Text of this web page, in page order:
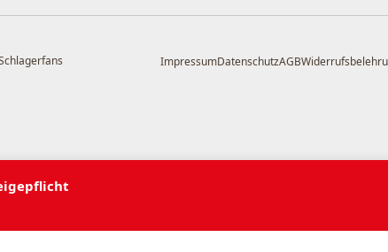
ImpressumDatenschutzAGB